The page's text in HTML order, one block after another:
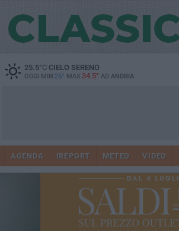
25.5°CCIELO SERENO
OGGI MIN 25° MAX 34.5° AD ANDRIA
AGENDA IREPORT METEO VIDEO